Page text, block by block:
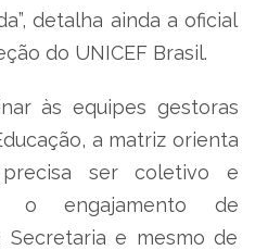
detalha ainda a oficial
do UNICEF Brasil.
às equipes gestoras
a matriz orienta
ser coletivo e
o engajamento de
e mesmo de